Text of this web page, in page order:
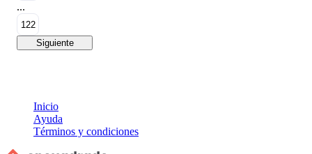
...
122
Siguiente
Inicio
Ayuda
Términos y condiciones